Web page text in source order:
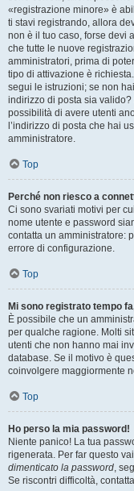
«registrazione minore» è
ti stavi registrando, allora
non è il tuo caso, forse devi
che tutte le nuove
amministratori, prima di
tipo di attivazione è
segui le istruzioni; se non
indirizzo di posta sia valido?
possibilità di avere utenti
l’indirizzo di posta che hai
amministratore.
Top
Perché non riesco a
Ci sono svariati motivi per
nome utente e password
contatta un amministratore:
errore di configurazione.
Top
Mi sono registrato tempo
È possibile che un
per qualche ragione. Molti
utenti che non hanno mai
database. Se il motivo è
coinvolgere maggiormente
Top
Ho perso la mia password!
Niente panico! La tua
rigenerata. Per far questo
dimenticato la password,
Se riscontri difficoltà,